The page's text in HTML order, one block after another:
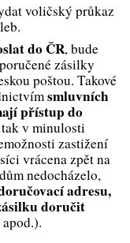
voličský průkaz
do ČR, bude
zásilky
poštou. Takové
smluvních
přístup do
v minulosti
zastižení
vrácena zpět na
nedocházelo,
adresu,
doručit